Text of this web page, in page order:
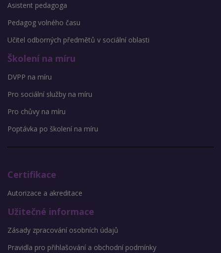
Asistent pedagoga
Pedagog volného času
Učitel odborných předmětů v sociální oblasti
Školení na míru
DVPP na míru
Pro sociální služby na míru
Pro chůvy na míru
Poptávka po školení na míru
Certifikace
Autorizace a akreditace
Užitečné informace
Zásady zpracování osobních údajů
Pravidla pro přihlašování a obchodní podmínky